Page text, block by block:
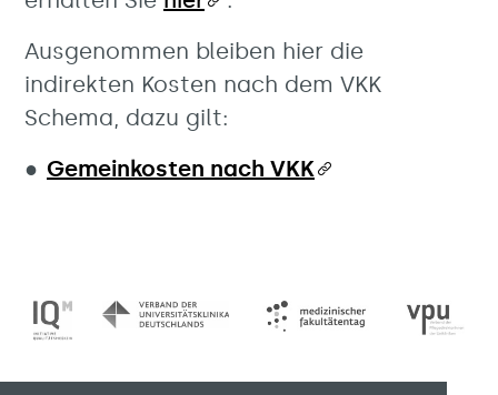
Ausgenommen bleiben hier die
indirekten Kosten nach dem VKK
Schema, dazu gilt:
Gemeinkosten nach VKK